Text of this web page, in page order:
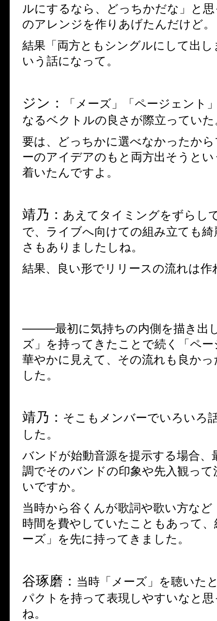
ルにするなら、どっちかだな」と
のアレンジを作りあげたんだけど。
結果「両方ともシングルにして出
いう話になって。
ジン：
「メーズ」「ページェント
なるベクトルの良さが際立っていた
要は、どっちかに選べなかったか
ーのアイデアのもと両方出そうと
着いたんですよ。
靖乃： あえてタイミングをずらし
で、ライブへ向けての組み立ても
さもあ りましたし ね。
結果、良い形でリリースの流れは作
────最初に気持ちの内側を描き出
ズ」を持ってきたことで続く「ペ
華やかに見えて、その流れも良か
した。
靖乃： そこもメンバーでいろいろ
した。
バンドが始動音源を提示する場合、
調でそのバンドの印象や先入観っ
いですか。
当時から谷くんが歌詞や歌い方など
時間を費やしていたこともあって
ーズ」を先に持ってきました。
谷琢磨： 当時「メーズ」を聴いた
パクトを持って表現しやすいなと
ね。